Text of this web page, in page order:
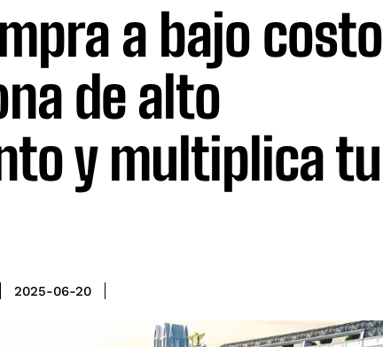
a bajo costo
de alto
y multiplica tu
2025-06-20